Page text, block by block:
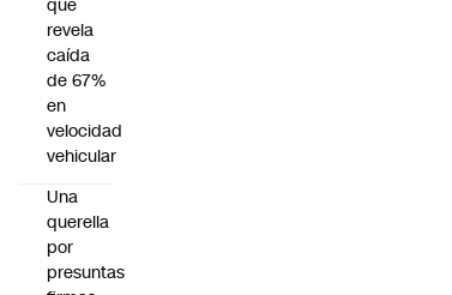
que
revela
caída
de 67%
en
velocidad
vehicular
Una
querella
por
presuntas